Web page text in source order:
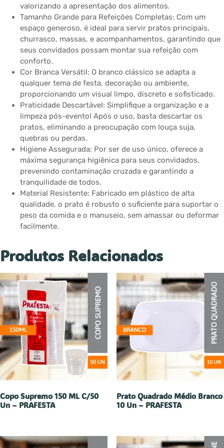
valorizando a apresentação dos alimentos.
Tamanho Grande para Refeições Completas: Com um
espaço generoso, é ideal para servir pratos principais,
churrasco, massas, e acompanhamentos, garantindo que
seus convidados possam montar sua refeição com
conforto.
Cor Branca Versátil: O branco clássico se adapta a
qualquer tema de festa, decoração ou ambiente,
proporcionando um visual limpo, discreto e sofisticado.
Praticidade Descartável: Simplifique a organização e a
limpeza pós-evento! Após o uso, basta descartar os
pratos, eliminando a preocupação com louça suja,
quebras ou perdas.
Higiene Assegurada: Por ser de uso único, oferece a
máxima segurança higiênica para seus convidados,
prevenindo contaminação cruzada e garantindo a
tranquilidade de todos.
Material Resistente: Fabricado em plástico de alta
qualidade, o prato é robusto o suficiente para suportar o
peso da comida e o manuseio, sem amassar ou deformar
facilmente.
Produtos Relacionados
Copo Supremo 150 ML C/50
Un – PRAFESTA
Prato Quadrado Médio Branco
10 Un – PRAFESTA